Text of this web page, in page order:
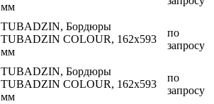
мм
TUBADZIN, Бордюры
TUBADZIN COLOUR, 162x593
мм
по
запросу
TUBADZIN, Бордюры
TUBADZIN COLOUR, 162x593
мм
по
запросу